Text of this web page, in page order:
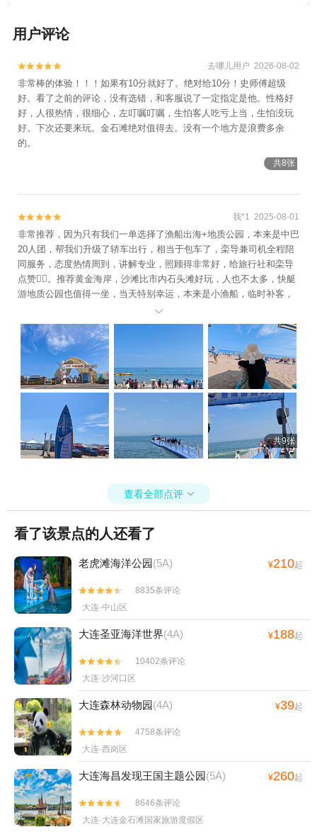
用户评论

 去哪儿用户 2026-08-02
非常棒的体验！！！如果有10分就好了。绝对给10分！史师傅超级
好。看了之前的评论，没有选错，和客服说了一定指定是他。性格好
好，人很热情，很细心，左叮嘱叮嘱，生怕客人吃亏上当，生怕没玩
好。下次还要来玩。金石滩绝对值得去。没有一个地方是浪费多余
的。
共8张

 我*1 2025-08-01
非常推荐，因为只有我们一单选择了渔船出海+地质公园，本来是中巴
20人团，帮我们升级了轿车出行，相当于包车了，栾导兼司机全程陪
同服务，态度热情周到，讲解专业，照顾得非常好，给旅行社和栾导
点赞👍🏻。推荐黄金海岸，沙滩比市内石头滩好玩，人也不太多，快艇
游地质公园也值得一坐，当天特别幸运，本来是小渔船，临时补客，
栾导帮我们安排了快艇出海钓鱼🎣，钓鱼就是在一个池子里，工作人
员可以指导，适合小孩子体验。

共9张
查看全部点评 
看了该景点的人还看了
老虎滩海洋公园(5A) ¥210起


8835条评论
大连·中山区
大连圣亚海洋世界(4A) ¥188起


10402条评论
大连·沙河口区
大连森林动物园(4A) ¥39起


4758条评论
大连·西岗区
大连海昌发现王国主题公园(5A) ¥260起


8646条评论
大连·大连金石滩国家旅游度假区